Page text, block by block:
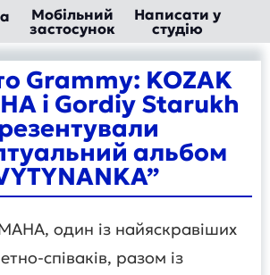
Мобільний
застосунок
Написати у
студію
Grammy: KOZAK
і Gordiy Starukh
альбом
один із найяскравіших
співаків, разом із